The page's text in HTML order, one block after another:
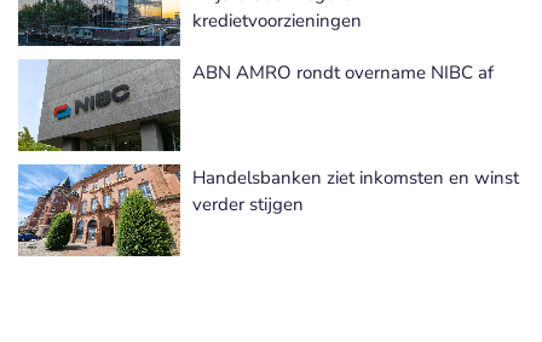
kredietvoorzieningen
ABN AMRO rondt overname NIBC af
Handelsbanken ziet inkomsten en winst
verder stijgen